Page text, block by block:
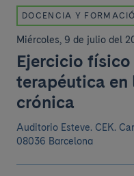
DOCENCIA Y
Miércoles, 9 de julio del
Ejercicio
terapéutica en
crónica
Auditorio Esteve. CEK.
08036 Barcelona